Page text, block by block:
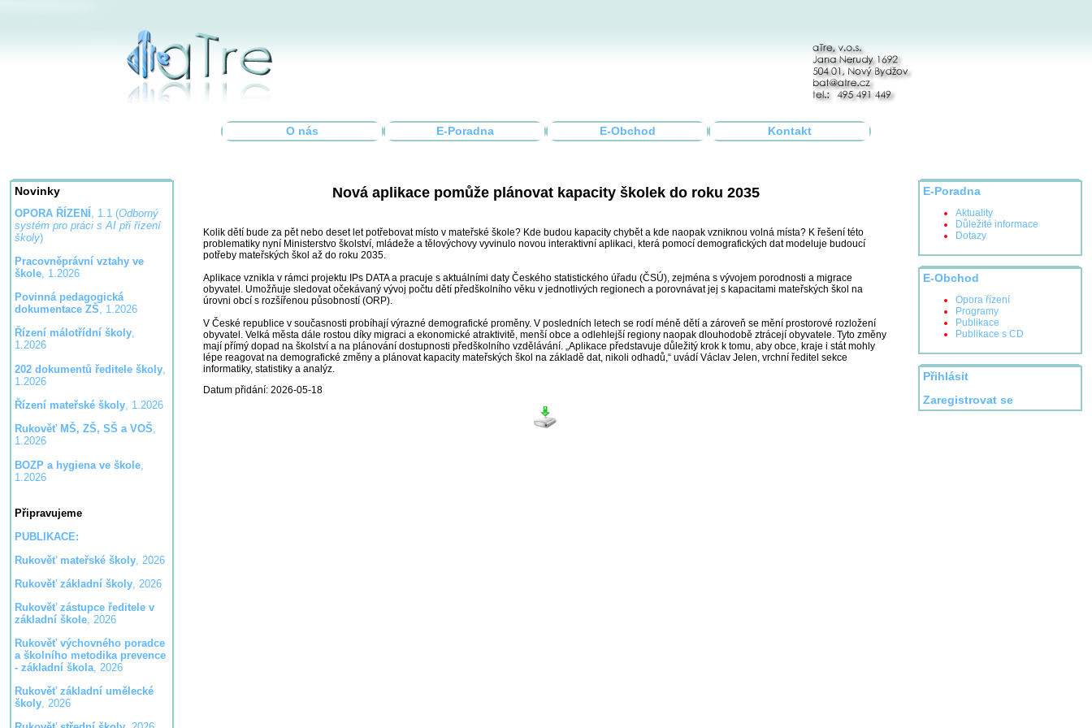
O nás E-Poradna E-Obchod Kontakt
Novinky
OPORA ŘÍZENÍ , 1.1 (Odborný
systém pro práci s AI při řízení
školy)
Pracovněprávní vztahy ve
škole, 1.2026
Povinná pedagogická
dokumentace ZŠ, 1.2026
Řízení málotřídní školy,
1.2026
202 dokumentů ředitele školy,
1.2026
Řízení mateřské školy, 1.2026
Rukověť MŠ, ZŠ, SŠ a VOŠ,
1.2026
BOZP a hygiena ve škole,
1.2026
Připravujeme
PUBLIKACE:
Rukověť mateřské školy, 2026
Rukověť základní školy, 2026
Rukověť zástupce ředitele v
základní škole, 2026
Rukověť výchovného poradce
a školního metodika prevence
- základní škola, 2026
Rukověť základní umělecké
školy, 2026
E-Poradna
Aktuality
Důležité informace
Dotazy
E-Obchod
Opora řízení
Programy
Publikace
Publikace s CD
Přihlásit
Zaregistrovat se
Nová aplikace pomůže plánovat kapacity školek do roku 2035
Kolik dětí bude za pět nebo deset let potřebovat místo v mateřské škole? Kde budou kapacity chybět a kde naopak vzniknou volná místa? K řešení této
problematiky nyní Ministerstvo školství, mládeže a tělovýchovy vyvinulo novou interaktivní aplikaci, která pomocí demografických dat modeluje budoucí
potřeby mateřských škol až do roku 2035.
Aplikace vznikla v rámci projektu IPs DATA a pracuje s aktuálními daty Českého statistického úřadu (ČSÚ), zejména s vývojem porodnosti a migrace
obyvatel. Umožňuje sledovat očekávaný vývoj počtu dětí předškolního věku v jednotlivých regionech a porovnávat jej s kapacitami mateřských škol na
úrovni obcí s rozšířenou působností (ORP).
V České republice v současnosti probíhají výrazné demografické proměny. V posledních letech se rodí méně dětí a zároveň se mění prostorové rozložení
obyvatel. Velká města dále rostou díky migraci a ekonomické atraktivitě, menší obce a odlehlejší regiony naopak dlouhodobě ztrácejí obyvatele. Tyto změny
mají přímý dopad na školství a na plánování dostupnosti předškolního vzdělávání. „Aplikace představuje důležitý krok k tomu, aby obce, kraje i stát mohly
lépe reagovat na demografické změny a plánovat kapacity mateřských škol na základě dat, nikoli odhadů,“ uvádí Václav Jelen, vrchní ředitel sekce
informatiky, statistiky a analýz.
Datum přidání: 2026-05-18